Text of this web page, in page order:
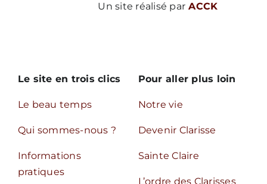
Le site en trois clics
Le beau temps
Qui sommes-nous ?
Informations
pratiques
Pour aller plus loin
Notre vie
Devenir Clarisse
Sainte Claire
L’ordre des Clarisses
Un site réalisé par ACCK